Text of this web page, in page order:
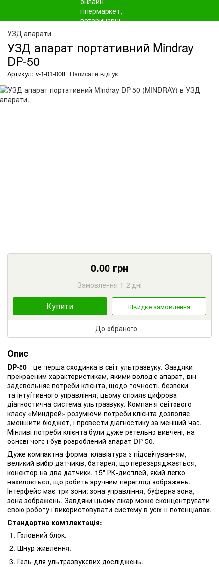
УЗД апарати
УЗД апарат портативний Mindray
DP-50
Артикул: v-1-01-008 Написати відгук
0.00 грн
Замовлення 1-2 дні
Купити Швидке замовлення
До обраного
Опис
DP-50 - це перша сходинка в світ ультразвуку. Завдяки
прекрасним характеристикам, якими володіє апарат, він
задовольняє потреби клієнта, щодо точності, безпеки
та інтуїтивного управління, цьому сприяє цифрова
діагностична система ультразвуку. Компанія світового
класу «Миндрей» розуміючи потреби клієнта дозволяє
зменшити бюджет, і провести діагностику за менший час.
Мінливі потреби клієнта були дуже ретельно вивчені, на
основі чого і був розроблений апарат DP-50.
Дуже компактна форма, клавіатура з підсвічуванням,
великий вибір датчиків, батарея, що перезаряджається,
конектор на два датчики, 15" РК-дисплей, який легко
нахиляється, що робить зручним перегляд зображень.
Інтерфейс має три зони: зона управління, буферна зона, і
зона зображень. Завдяки цьому лікар може сконцентрувати
свою роботу і використовувати систему в усіх її потенціалах.
Стандартна комплектація:
Головний блок.
Шнур живлення.
Гель для ультразвукових досліджень.